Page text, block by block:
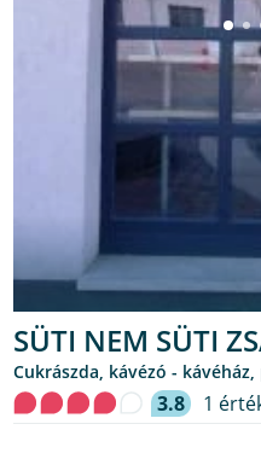
SÜTI NEM SÜTI
cukrászda, kávézó - kávéház,
3.8 1